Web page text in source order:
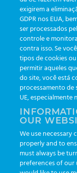
Aktualisierungen
Veranstaltungen
Funktionalitäten
Newsletter (111)
TAGS
auditoria
congresso
enterprise etrack
GreinerBioOne
exigirem a
GDPR nos EUA,
ser processados
controle e
contra isso. Se
tipos de cookies
permitir aqueles
do site, você está
processamento de
UE, especialmente
OUR
We use
properly and to
must always be
preferences of